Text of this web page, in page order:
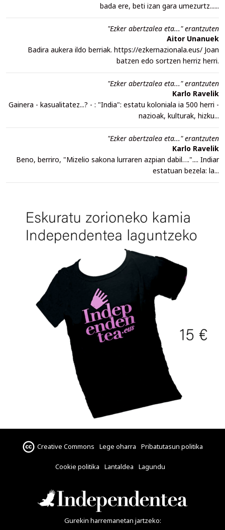
bada ere, beti izan gara umezurtz......
"Ezker abertzalea eta..." erantzuten
Aitor Unanuek
Badira aukera ildo berriak. https://ezkernazionala.eus/ Joan
batzen edo sortzen herriz herri.
"Ezker abertzalea eta..." erantzuten
Karlo Ravelik
Gainera - kasualitatez...? - : "India": estatu koloniala ia 500 herri -
nazioak, kulturak, hizku...
"Ezker abertzalea eta..." erantzuten
Karlo Ravelik
Beno, berriro, "Mizelio sakona lurraren azpian dabil….".... Indiar
estatuan bezela: la...
Creative Commons Lege oharra Pribatutasun politika
Cookie politika Lantaldea Lagundu
Gurekin harremanetan jartzeko: